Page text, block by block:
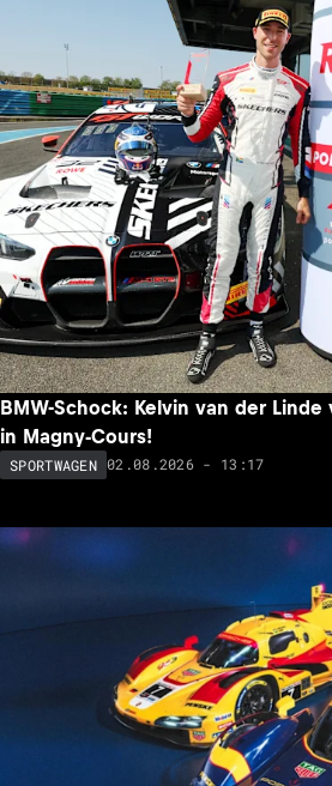
BMW-Schock: Kelvin van der
in Magny-Cours!
SPORTWAGEN 02.08.2026 - 13:17